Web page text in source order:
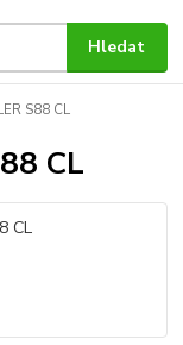
Hledat
S88 CL
CL